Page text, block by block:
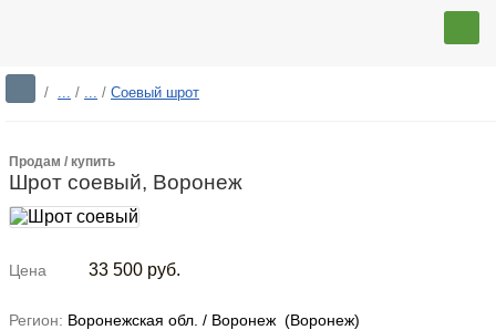
/ ... / ... / Соевый шрот
Продам / купить
Шрот соевый, Воронеж
Цена 33 500 руб.
Регион: Воронежская обл. / Воронеж (Воронеж)